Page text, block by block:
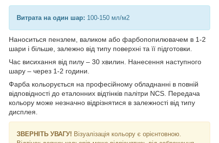
Витрата на один шар: 100-150 мл/м2
Наноситься пензлем, валиком або фарбопопилювачем в 1-2
шари і більше, залежно від типу поверхні та її підготовки.
Час висихання від пилу – 30 хвилин. Нанесення наступного
шару – через 1-2 години.
Фарба кольорується на професійному обладнанні в повній
відповідності до еталонних відтінків палітри NCS. Передача
кольору може незначно відрізнятися в залежності від типу
дисплея.
ЗВЕРНІТЬ УВАГУ! Візуалізація кольору є орієнтовною.